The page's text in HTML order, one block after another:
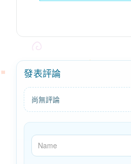
發表評論
尚無評論